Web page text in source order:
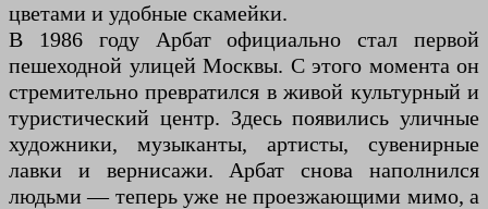
цветами и удобные скамейки.
В 1986 году Арбат официально стал первой
пешеходной улицей Москвы. С этого момента он
стремительно превратился в живой культурный и
туристический центр. Здесь появились уличные
художники, музыканты, артисты, сувенирные
лавки и вернисажи. Арбат снова наполнился
людьми — теперь уже не проезжающими мимо, а